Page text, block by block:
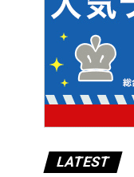
LATEST